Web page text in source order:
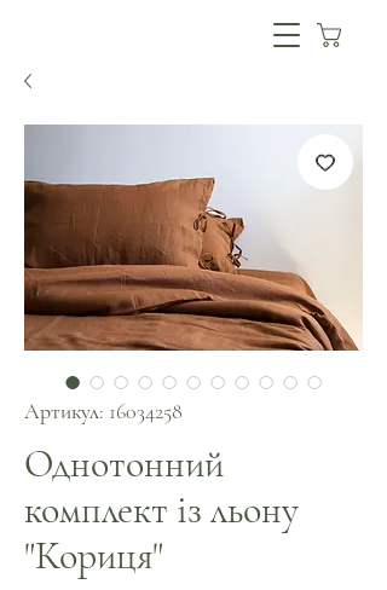
Артикул: 16034258
Однотонний
комплект із льону
"Кориця"